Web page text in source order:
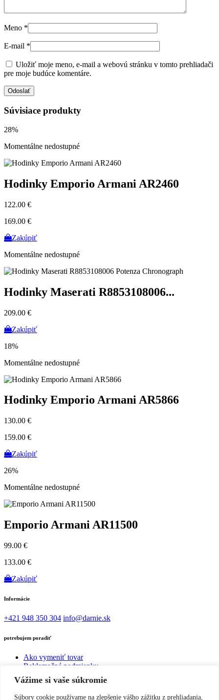
Vážime si vaše súkromie
Súbory cookie používame na zlepšenie vášho zážitku z prehliadania,
Meno *
E-mail *
Uložiť moje meno, e-mail a webovú stránku v tomto prehliadači
pre moje budúce komentáre.
Súvisiace produkty
28%
Momentálne nedostupné
Hodinky Emporio Armani AR2460
122.00 €
169.00 €
Zakúpiť
Momentálne nedostupné
Hodinky Maserati R8853108006...
209.00 €
Zakúpiť
18%
Momentálne nedostupné
Hodinky Emporio Armani AR5866
130.00 €
159.00 €
Zakúpiť
26%
Momentálne nedostupné
Emporio Armani AR11500
99.00 €
133.00 €
Zakúpiť
Informácie
+421 948 350 304 info@darnie.sk
potrebujem poradiť
Ako vymeniť tovar
Reklamačné podmienky
Reklamačný list
Odstúpenie od kúpnej zmluvy uzavretej na diaľku